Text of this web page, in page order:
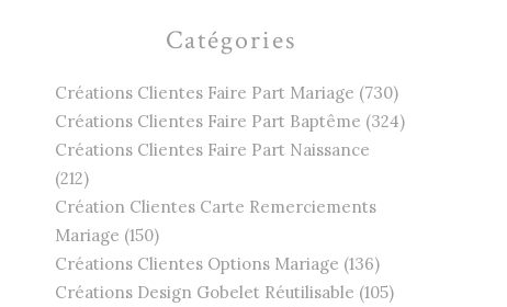
Catégories
Créations Clientes Faire Part Mariage (730)
Créations Clientes Faire Part Baptême (324)
Créations Clientes Faire Part Naissance
(212)
Création Clientes Carte Remerciements
Mariage (150)
Créations Clientes Options Mariage (136)
Créations Design Gobelet Réutilisable (105)